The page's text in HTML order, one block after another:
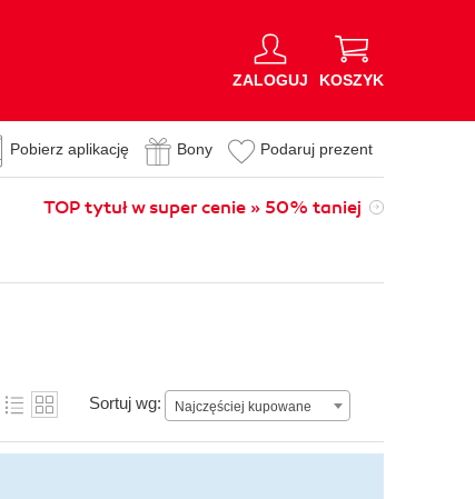
ZALOGUJ KOSZYK
Pobierz aplikację Bony Podaruj prezent
TOP tytuł w super cenie » 50% taniej
Sortuj wg: Najczęściej kupowane